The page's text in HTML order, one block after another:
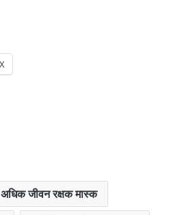
X
जीवन रक्षक मास्क